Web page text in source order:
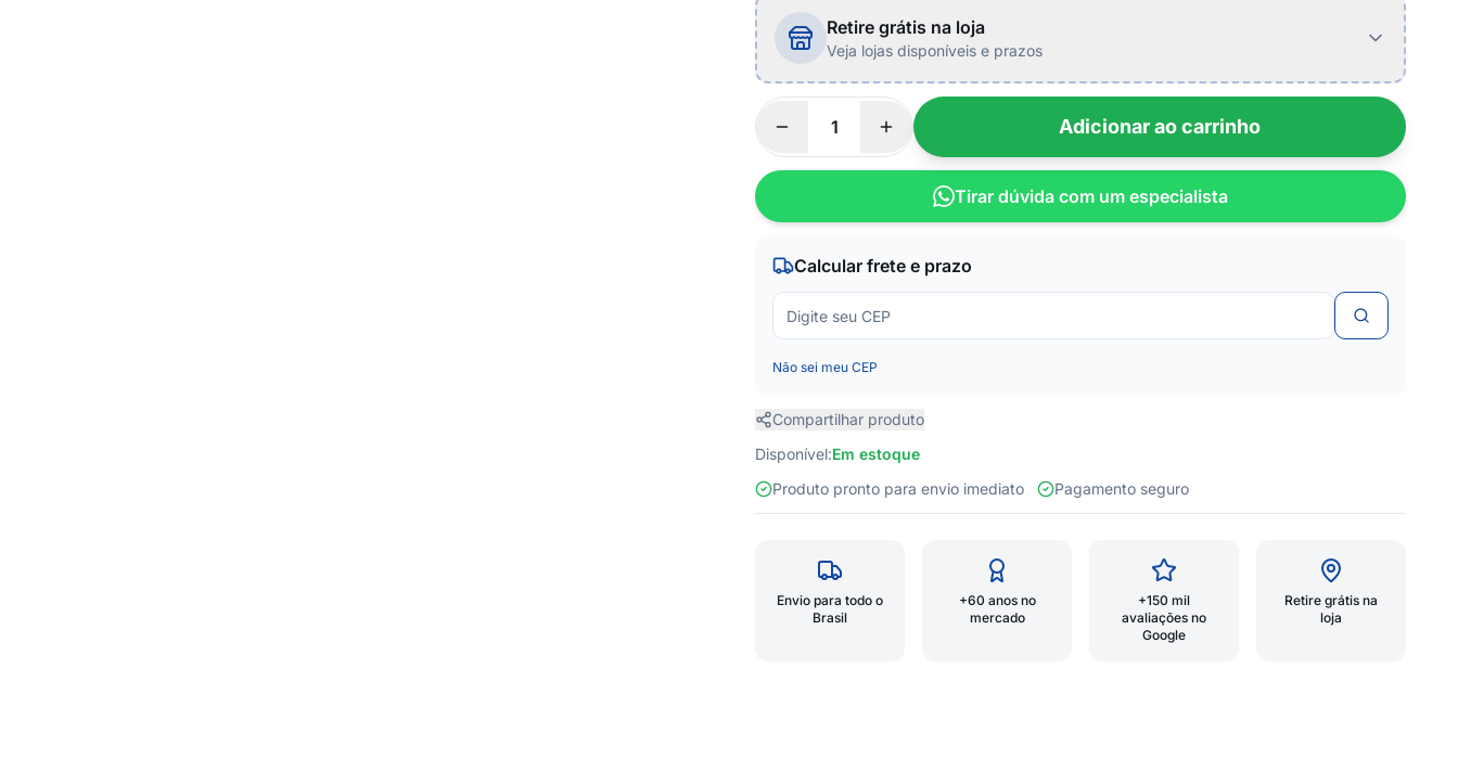
Retire grátis na loja
Veja lojas disponíveis e prazos
Adicionar ao carrinho
Tirar dúvida com um especialista
Calcular frete e prazo
Não sei meu CEP
Compartilhar produto
Disponível:Em estoque
Produto pronto para envio imediato
Pagamento seguro
Envio para todo o
Brasil
+60 anos no
mercado
+150 mil
avaliações no
Google
Retire grátis na
loja